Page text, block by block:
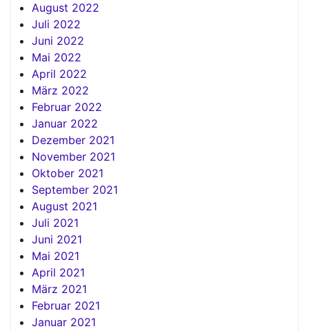
August 2022
Juli 2022
Juni 2022
Mai 2022
April 2022
März 2022
Februar 2022
Januar 2022
Dezember 2021
November 2021
Oktober 2021
September 2021
August 2021
Juli 2021
Juni 2021
Mai 2021
April 2021
März 2021
Februar 2021
Januar 2021